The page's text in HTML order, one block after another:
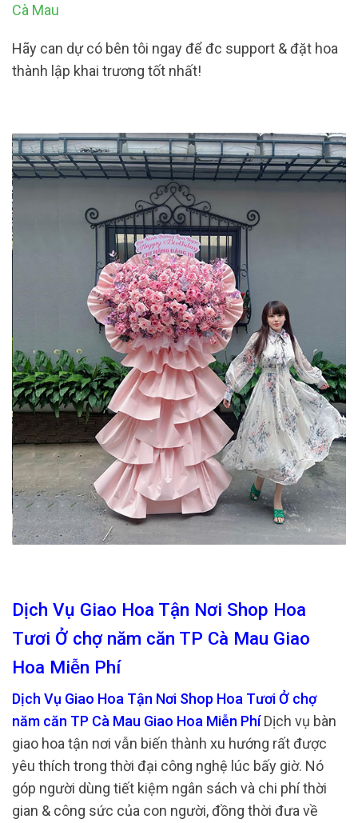
Cà Mau
Hãy can dự có bên tôi ngay để đc support & đặt hoa
thành lập khai trương tốt nhất!
Dịch Vụ Giao Hoa Tận Nơi Shop Hoa
Tươi Ở chợ năm căn TP Cà Mau Giao
Hoa Miễn Phí
Dịch Vụ Giao Hoa Tận Nơi Shop Hoa Tươi Ở chợ
năm căn TP Cà Mau Giao Hoa Miễn PhíDịch vụ bàn
giao hoa tận nơi vẫn biến thành xu hướng rất được
yêu thích trong thời đại công nghệ lúc bấy giờ. Nó
góp người dùng tiết kiệm ngân sách và chi phí thời
gian & công sức của con người, đồng thời đưa về